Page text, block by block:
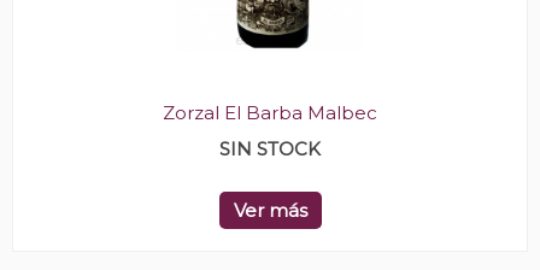
Zorzal El Barba Malbec
SIN STOCK
Ver más